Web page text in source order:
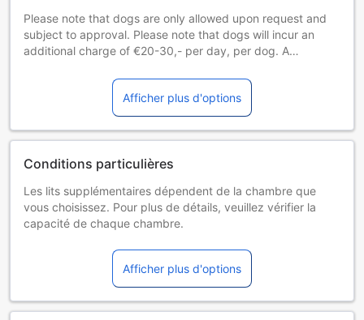
Please note that dogs are only allowed upon request and
subject to approval. Please note that dogs will incur an
additional charge of €20-30,- per day, per dog. A
kept on a lead while in public areas of the property.Veuillez
informer l'établissement à l'avance de l'heure à laquelle
vous prévoyez d'arriver. Vous pouvez indiquer cette
information dans la rubrique « Demandes spéciales » lors
Ses coordonnées figurent sur votre confirmation de
Afficher plus d'options
Conditions particulières
Les lits supplémentaires dépendent de la chambre que
vous choisissez. Pour plus de détails, veuillez vérifier la
capacité de chaque chambre.
peuvent s'appliquer si vous réservez plus de 5 chambres
Afficher plus d'options